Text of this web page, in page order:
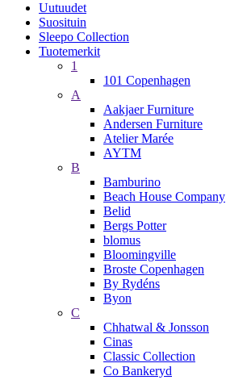
Uutuudet
Suosituin
Sleepo Collection
Tuotemerkit
1
101 Copenhagen
A
Aakjaer Furniture
Andersen Furniture
Atelier Marée
AYTM
B
Bamburino
Beach House Company
Belid
Bergs Potter
blomus
Bloomingville
Broste Copenhagen
By Rydéns
Byon
C
Chhatwal & Jonsson
Cinas
Classic Collection
Co Bankeryd